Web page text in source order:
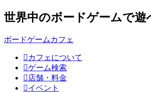
世界中のボードゲームで遊
ボードゲームカフェ
カフェについて
ゲーム検索
店舗・料金
イベント